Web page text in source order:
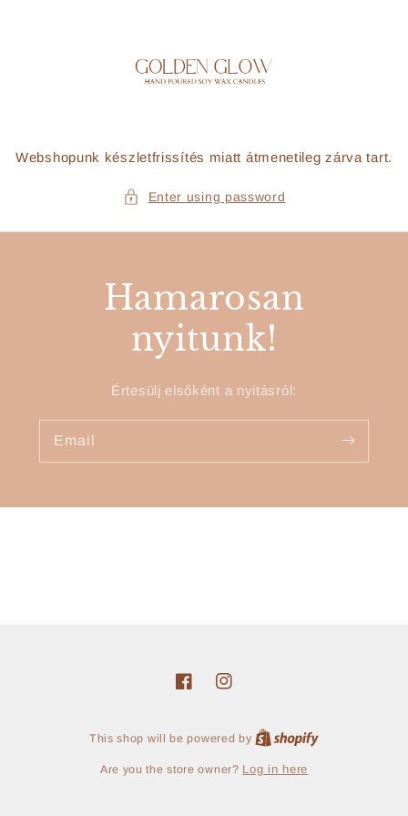
Webshopunk készletfrissítés miatt átmenetileg zárva tart.
Enter using password
Hamarosan
nyitunk!
Értesülj elsőként a nyitásról:
Email
FacebookInstagram
This shop will be powered by
Are you the store owner? Log in here